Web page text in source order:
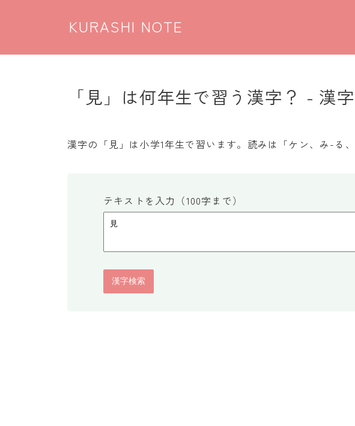
KURASHI NOTE
「見」は何年生で習う漢字？ - 漢
漢字の「見」は小学1年生で習います。読みは「ケン、み-る
テキストを入力（100字まで）